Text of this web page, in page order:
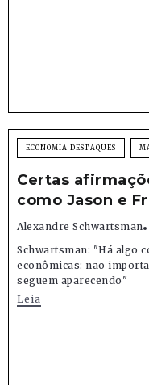
ECONOMIA DESTAQUES
Certas
como Jason e
Alexandre Schwartsman
Schwartsman: "Há algo
econômicas: não
seguem aparecendo"
Leia